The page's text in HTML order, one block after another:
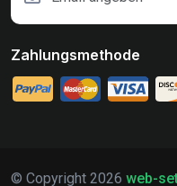
Zahlungsmethode
© Copyright 2026 web-